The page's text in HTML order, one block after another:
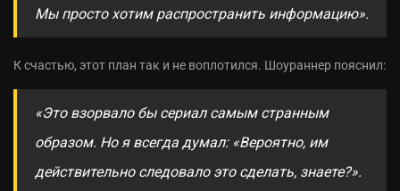
Мы просто хотим распространить информацию».
К счастью, этот план так и не воплотился. Шоураннер пояснил:
«Это взорвало бы сериал самым странным
образом. Но я всегда думал: «Вероятно, им
действительно следовало это сделать, знаете?».